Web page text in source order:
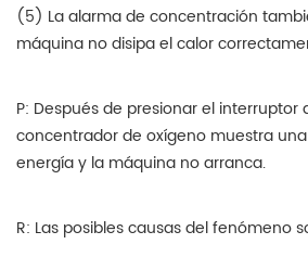
(5) La alarma de concentración
máquina no disipa el calor
P: Después de presionar el interruptor
concentrador de oxígeno muestra
energía y la máquina no arranca.
R: Las posibles causas del fenómeno